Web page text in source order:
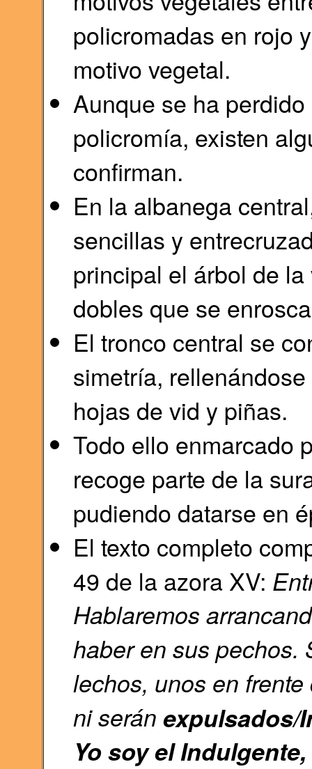
policromadas en rojo
motivo vegetal.
Aunque se ha
policromía, existen
confirman.
En la albanega
sencillas y
principal el árbol de
dobles que se
El tronco central se
simetría,
hojas de vid y piñas.
Todo ello enmarcado
recoge parte de la
pudiendo datarse en
El texto completo
49 de la azora XV:
Hablaremos
haber en sus pechos.
lechos, unos en
ni serán expulsados/
Yo soy el